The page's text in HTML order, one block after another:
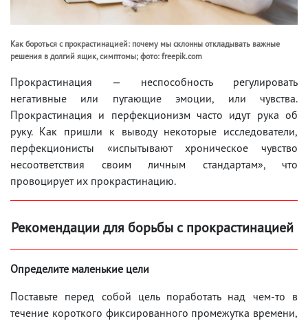
Как бороться с прокрастинацией: почему мы склонны откладывать важные
решения в долгий ящик, симптомы; фото: freepik.com
Прокрастинация — неспособность регулировать
негативные или пугающие эмоции, или чувства.
Прокрастинация и перфекционизм часто идут рука об
руку. Как пришли к выводу некоторые исследователи,
перфекционисты «испытывают хроническое чувство
несоответствия своим личным стандартам», что
провоцирует их прокрастинацию.
Рекомендации для борьбы с прокрастинацией
Определите маленькие цели
Поставьте перед собой цель поработать над чем-то в
течение короткого фиксированного промежутка времени,